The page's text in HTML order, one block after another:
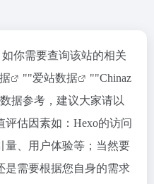
你需要查询该站的相关
""爱站数据 ""Chinaz
据参考，建议大家请以
估因素如：Hexo的访问
量、用户体验等；当然要
是需要根据您自身的需求